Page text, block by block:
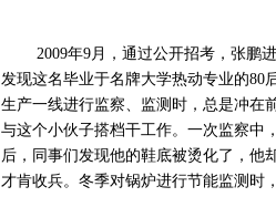
2009年9月，通过公开招考，张鹏
发现这名毕业于名牌大学热动专业的80
生产一线进行监察、监测时，总是冲在
与这个小伙子搭档干工作。一次监察中
后，同事们发现他的鞋底被烫化了，他
才肯收兵。冬季对锅炉进行节能监测时